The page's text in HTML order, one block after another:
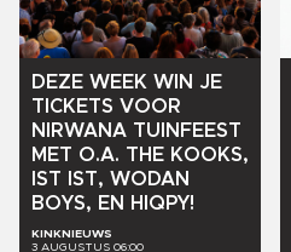
DEZE WEEK WIN JE
TICKETS VOOR
NIRWANA TUINFEEST
MET O.A. THE KOOKS,
IST
IST, WODAN
BOYS, EN HIQPY!
KINKNIEUWS
3 AUGUSTUS 06:00